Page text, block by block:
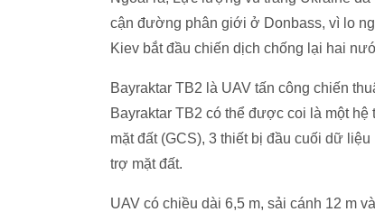
cận đường phân giới ở Donbass, vì lo
Kiev bắt đầu chiến dịch chống lại hai
Bayraktar TB2 là UAV tấn công chiến
Bayraktar TB2 có thể được coi là một hệ
mặt đất (GCS), 3 thiết bị đầu cuối dữ
trợ mặt đất.
UAV có chiều dài 6,5 m, sải cánh 12 m